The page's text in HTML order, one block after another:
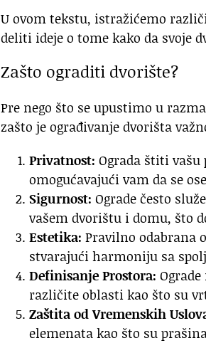
U ovom tekstu, istražićemo
deliti ideje o tome kako da svoje
Zašto ograditi dvorište?
Pre nego što se upustimo u
zašto je ograđivanje dvorišta
Privatnost: Ograda štiti
omogućavajući vam da se
Sigurnost: Ograde često
vašem dvorištu i domu, što
Estetika: Pravilno odabrana
stvarajući harmoniju sa
Definisanje Prostora:
različite oblasti kao što su
Zaštita od Vremenskih
elemenata kao što su